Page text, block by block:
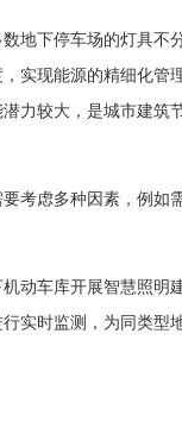
地下停车场的灯具不
实现能源的精细化管
力较大，是城市建筑
考虑多种因素，例如
动车库开展智慧照明
实时监测，为同类型